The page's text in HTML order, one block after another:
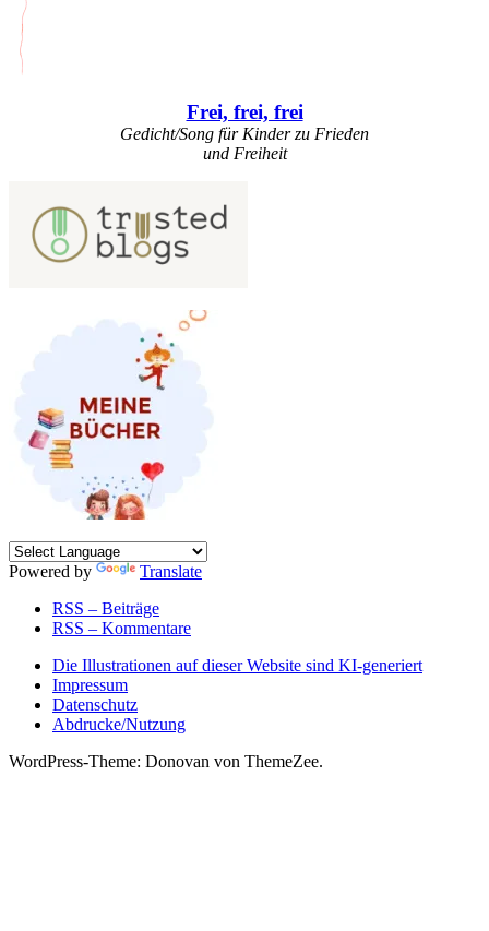
Frei, frei, frei
Gedicht/Song für Kinder zu Frieden
und Freiheit
Powered by
Translate
RSS – Beiträge
RSS – Kommentare
Die Illustrationen auf dieser Website sind KI-generiert
Impressum
Datenschutz
Abdrucke/Nutzung
WordPress-Theme: Donovan von ThemeZee.